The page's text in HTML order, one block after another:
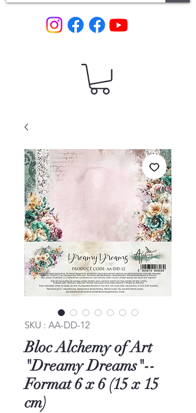
SKU : AA-DD-12
Bloc Alchemy of Art
"Dreamy Dreams"--
Format 6 x 6 (15 x 15
cm)